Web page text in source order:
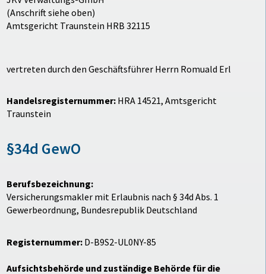
(Anschrift siehe oben)
Amtsgericht Traunstein HRB 32115
vertreten durch den Geschäftsführer Herrn Romuald Erl
Handelsregisternummer: HRA 14521, Amtsgericht
Traunstein
§34d GewO
Berufsbezeichnung:
Versicherungsmakler mit Erlaubnis nach § 34d Abs. 1
Gewerbeordnung, Bundesrepublik Deutschland
Registernummer: D-B9S2-UL0NY-85
Aufsichtsbehörde und zuständige Behörde für die